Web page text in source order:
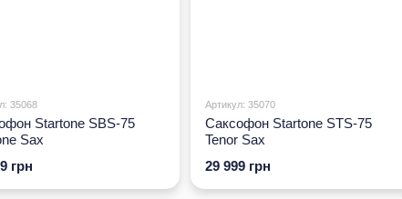
35068
Startone SBS-75
Sax
грн
Артикул: 35070
Саксофон Startone STS-75
Tenor Sax
29 999 грн